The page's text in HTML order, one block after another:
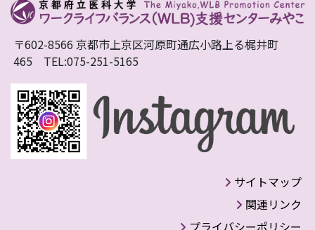
〒602-8566 京都市上京区河原町通広小路上る梶井町
465 TEL:075-251-5165
サイトマップ
関連リンク
プライバシーポリシー